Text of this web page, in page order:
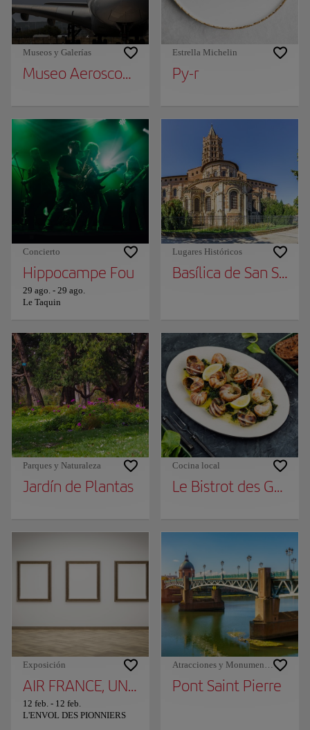
Museos y Galerías
Museo Aeroscopia
Estrella Michelin
Py-r
Concierto
Hippocampe Fou
29 ago. - 29 ago.
Le Taquin
Lugares Históricos
Basílica de San
Parques y Naturaleza
Jardín de Plantas
Cocina local
Le Bistrot des
Exposición
AIR FRANCE, UNA HISTORIA DE ELEGANCIA
12 feb. - 12 feb.
L'ENVOL DES PIONNIERS
Atracciones y Monumentos
Pont Saint Pierre